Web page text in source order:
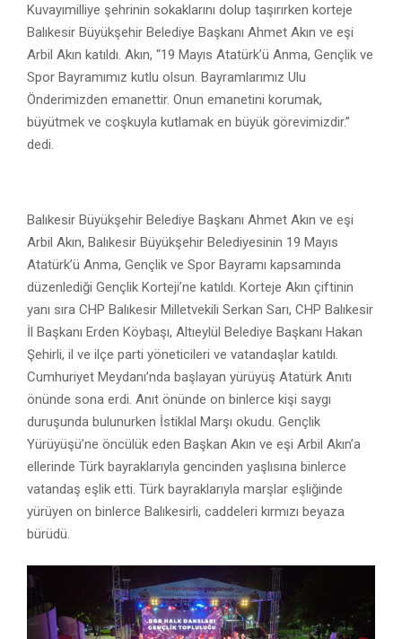
Kuvayımilliye şehrinin sokaklarını dolup taşırırken korteje
Balıkesir Büyükşehir Belediye Başkanı Ahmet Akın ve eşi
Arbil Akın katıldı. Akın, “19 Mayıs Atatürk’ü Anma, Gençlik ve
Spor Bayramımız kutlu olsun. Bayramlarımız Ulu
Önderimizden emanettir. Onun emanetini korumak,
büyütmek ve coşkuyla kutlamak en büyük görevimizdir.”
dedi.
Balıkesir Büyükşehir Belediye Başkanı Ahmet Akın ve eşi
Arbil Akın, Balıkesir Büyükşehir Belediyesinin 19 Mayıs
Atatürk’ü Anma, Gençlik ve Spor Bayramı kapsamında
düzenlediği Gençlik Korteji’ne katıldı. Korteje Akın çiftinin
yanı sıra CHP Balıkesir Milletvekili Serkan Sarı, CHP Balıkesir
İl Başkanı Erden Köybaşı, Altıeylül Belediye Başkanı Hakan
Şehirli, il ve ilçe parti yöneticileri ve vatandaşlar katıldı.
Cumhuriyet Meydanı’nda başlayan yürüyüş Atatürk Anıtı
önünde sona erdi. Anıt önünde on binlerce kişi saygı
duruşunda bulunurken İstiklal Marşı okudu. Gençlik
Yürüyüşü’ne öncülük eden Başkan Akın ve eşi Arbil Akın’a
ellerinde Türk bayraklarıyla gencinden yaşlısına binlerce
vatandaş eşlik etti. Türk bayraklarıyla marşlar eşliğinde
yürüyen on binlerce Balıkesirli, caddeleri kırmızı beyaza
bürüdü.